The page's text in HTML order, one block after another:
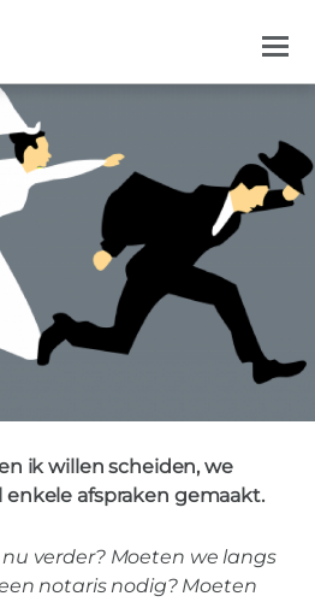
CAPELLEMAN 27 SEPTEMBER 2017
SCHEIDEN
ik willen scheiden, we
enkele afspraken gemaakt.
verder? Moeten we langs
notaris nodig? Moeten